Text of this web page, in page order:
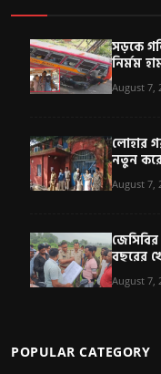
সড়কে
নির্মম
August 7,
লোহার
নতুন করে
August 7,
বছরের
August 7,
POPULAR CATEGORY